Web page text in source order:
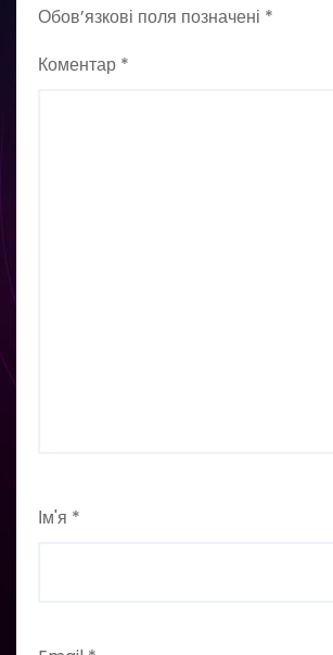
Обов’язкові поля позначені *
Коментар *
Ім'я *